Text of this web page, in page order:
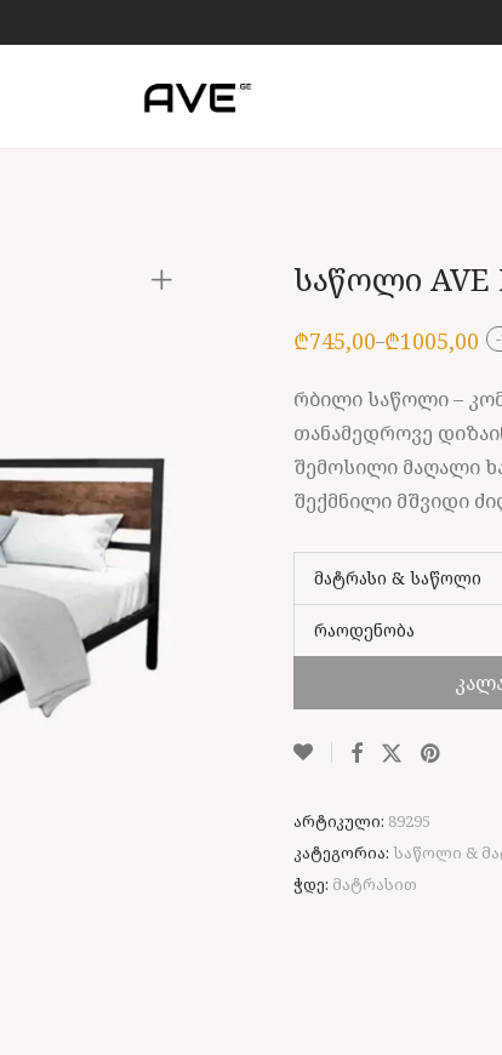
საწოლი AVE
₾745,00–₾1005,00
Price
through
₾1005,00
-
რბილი საწოლი –
თანამედროვე
შემოსილი მაღალი
შექმნილი მშვიდი
მატრასი & საწოლი
რაოდენობა
არტიკული: 89295
კატეგორია: საწოლი &
ჭდე: მატრასით